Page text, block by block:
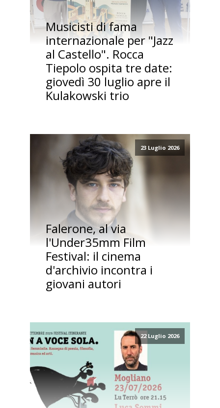
Musicisti di fama
internazionale per "Jazz
al Castello". Rocca
Tiepolo ospita tre date:
giovedì 30 luglio apre il
Kulakowski trio
23 Luglio 2026
Falerone, al via
l'Under35mm Film
Festival: il cinema
d'archivio incontra i
giovani autori
22 Luglio 2026